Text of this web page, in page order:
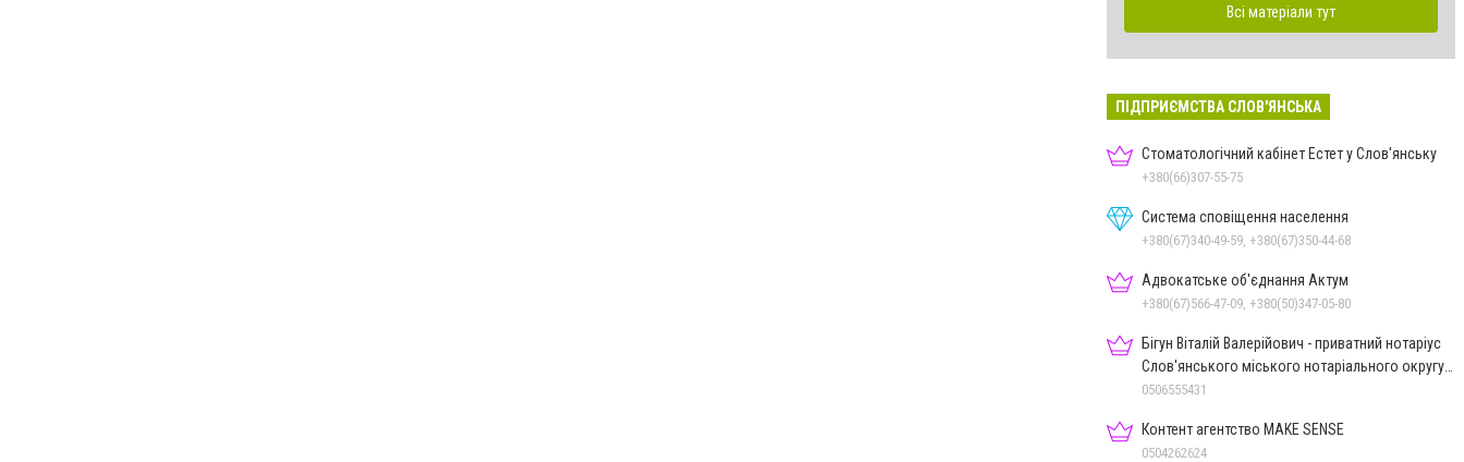
Всі матеріали тут
ПІДПРИЄМСТВА СЛОВ'ЯНСЬКА
Стоматологічний кабінет Естет у Слов'янську
+380(66)307-55-75
Система сповіщення населення
+380(67)340-49-59, +380(67)350-44-68
Адвокатське об'єднання Актум
+380(67)566-47-09, +380(50)347-05-80
Бігун Віталій Валерійович - приватний нотаріус
Слов'янського міського нотаріального округу
Дон.обл.
0506555431
Контент агентство MAKE SENSE
0504262624